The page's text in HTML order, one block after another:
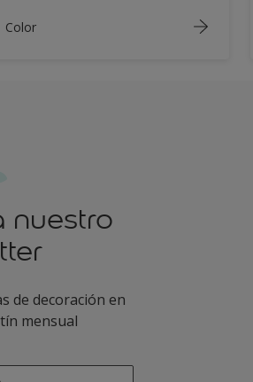
Color
nuestro
de decoración en
mensual